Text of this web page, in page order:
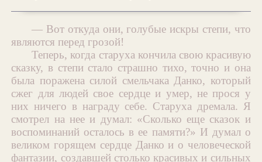
— Вот откуда они, голубые искры степи, что
являются перед грозой!
Теперь, когда старуха кончила свою красивую
сказку, в степи стало страшно тихо, точно и она
была поражена силой смельчака Данко, который
сжег для людей свое сердце и умер, не прося у
них ничего в награду себе. Старуха дремала. Я
смотрел на нее и думал: «Сколько еще сказок и
воспоминаний осталось в ее памяти?» И думал о
великом горящем сердце Данко и о человеческой
фантазии, создавшей столько красивых и сильных